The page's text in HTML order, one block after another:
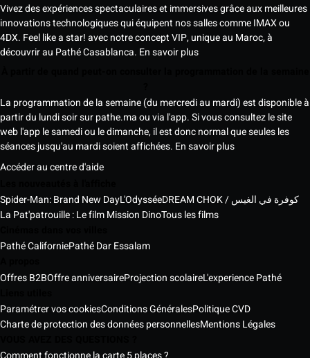
Vivez des expériences spectaculaires et immersives grâce aux meilleures
innovations technologiques qui équipent nos salles comme IMAX ou
4DX. Feel like a star! avec notre concept VIP, unique au Maroc, à
découvrir au Pathé Casablanca. En savoir plus
La programmation de la semaine (du mercredi au mardi) est disponible à
partir du lundi soir sur pathe.ma ou via l'app. Si vous consultez le site
web l'app le samedi ou le dimanche, il est donc normal que seules les
séances jusqu'au mardi soient affichées. En savoir plus
Accéder au centre d'aide
Spider-Man: Brand New DayL'Odyssée
DREAM CHOK / كوفرة في الغيس
La Pat'patrouille : Le film Mission DinoTous les films
Pathé CaliforniePathé Dar Essalam
Offres B2BOffre anniversaireProjection scolaireL'experience Pathé
Paramétrer vos cookiesConditions GénéralesPolitique CVD
Charte de protection des données personnellesMentions Légales